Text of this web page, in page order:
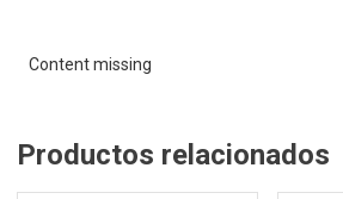
Content missing
Productos relacionados